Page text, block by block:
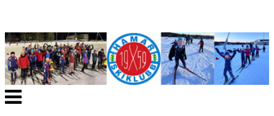
Veksle
navigasjon